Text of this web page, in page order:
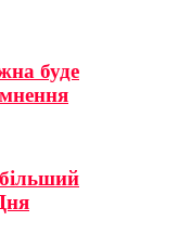
буде